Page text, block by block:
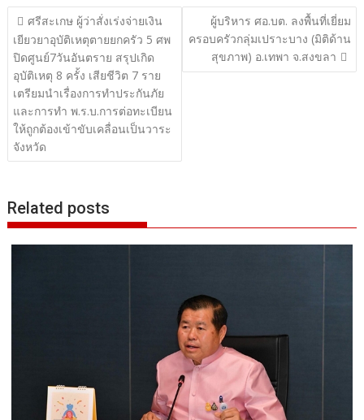
แนะแนว
เรื่อง
ศรีสะเกษ ผู้ว่าสั่งเร่งจ่ายเงิน
เยียวยาอุบัติเหตุตายยกครัว 5 ศพ
ปิดศูนย์7วันอันตราย สรุปเกิด
อุบัติเหตุ 8 ครั้ง เสียชีวิต 7 ราย
เตรียมนำเรื่องการทำประกันภัย
และการทำ พ.ร.บ.การต่อทะเบียน
ให้ถูกต้องเข้าขับเคลื่อนเป็นวาระ
จังหวัด
ผู้บริหาร ศอ.บต. ลงพื้นที่เยี่ยม
ครอบครัวกลุ่มเปราะบาง (มิติด้าน
สุขภาพ) อ.เทพา จ.สงขลา
Related posts